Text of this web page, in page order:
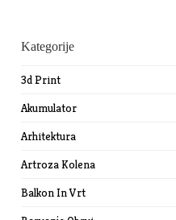
Kategorije
3d Print
Akumulator
Arhitektura
Artroza Kolena
Balkon In Vrt